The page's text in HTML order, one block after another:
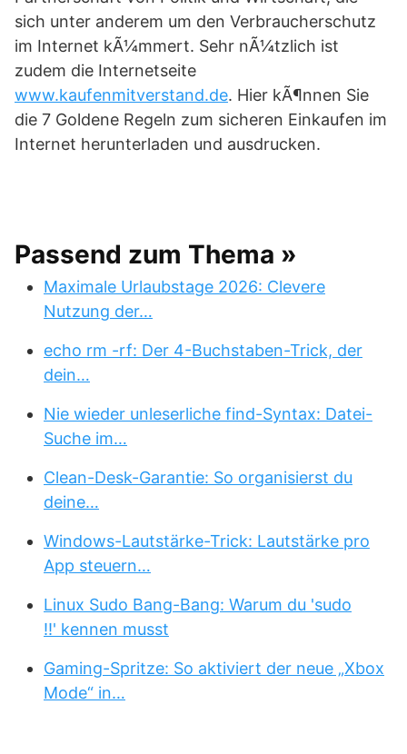
sich unter anderem um den Verbraucherschutz
im Internet kÃ¼mmert. Sehr nÃ¼tzlich ist
zudem die Internetseite
www.kaufenmitverstand.de. Hier kÃ¶nnen Sie
die 7 Goldene Regeln zum sicheren Einkaufen im
Internet herunterladen und ausdrucken.
Passend zum Thema »
Maximale Urlaubstage 2026: Clevere
Nutzung der…
echo rm -rf: Der 4-Buchstaben-Trick, der
dein…
Nie wieder unleserliche find-Syntax: Datei-
Suche im…
Clean-Desk-Garantie: So organisierst du
deine…
Windows-Lautstärke-Trick: Lautstärke pro
App steuern…
Linux Sudo Bang-Bang: Warum du 'sudo
!!' kennen musst
Gaming-Spritze: So aktiviert der neue „Xbox
Mode“ in…